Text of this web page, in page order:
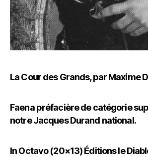
La Cour des Grands, par Maxime
Faena préfacière de catégorie
notre Jacques Durand national.
In Octavo (20×13) Éditions le